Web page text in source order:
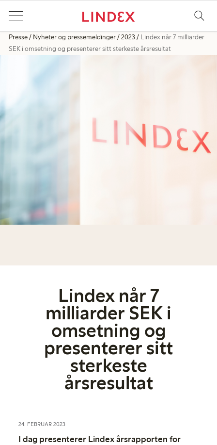
Presse Nyheter og pressemeldinger 2023
Lindex når 7 milliarder
SEK i omsetning og presenterer sitt sterkeste årsresultat
Lindex når 7
milliarder SEK i
omsetning og
presenterer sitt
sterkeste
årsresultat
24. FEBRUAR 2023
I dag presenterer Lindex årsrapporten for